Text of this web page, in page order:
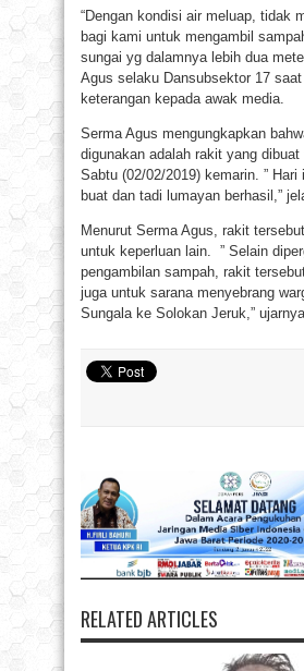
“Dengan kondisi air meluap, tidak
bagi kami untuk mengambil
sungai yg dalamnya lebih dua
Agus selaku Dansubsektor 17
keterangan kepada awak media.
Serma Agus mengungkapkan
digunakan adalah rakit yang dibuat
Sabtu (02/02/2019) kemarin. ”
buat dan tadi lumayan berhasil,”
Menurut Serma Agus, rakit
untuk keperluan lain. ” Selain
pengambilan sampah, rakit
juga untuk sarana menyebrang
Sungala ke Solokan Jeruk,”
RELATED ARTICLES